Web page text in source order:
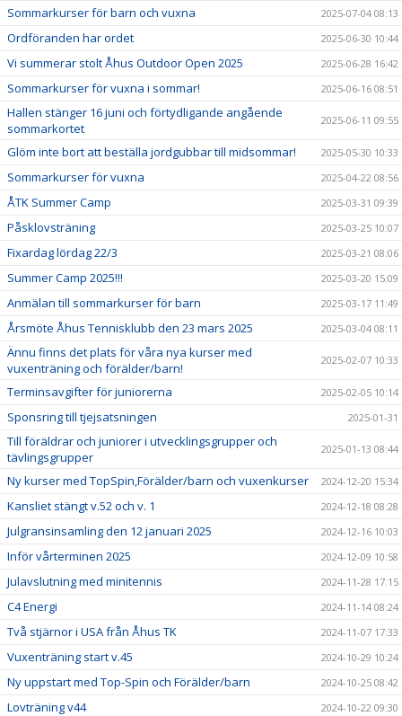
Sommarkurser för barn och vuxna 2025-07-04 08:13
Ordföranden har ordet 2025-06-30 10:44
Vi summerar stolt Åhus Outdoor Open 2025 2025-06-28 16:42
Sommarkurser för vuxna i sommar! 2025-06-16 08:51
Hallen stänger 16 juni och förtydligande angående
sommarkortet
2025-06-11 09:55
Glöm inte bort att beställa jordgubbar till midsommar! 2025-05-30 10:33
Sommarkurser för vuxna 2025-04-22 08:56
ÅTK Summer Camp 2025-03-31 09:39
Påsklovsträning 2025-03-25 10:07
Fixardag lördag 22/3 2025-03-21 08:06
Summer Camp 2025!!! 2025-03-20 15:09
Anmälan till sommarkurser för barn 2025-03-17 11:49
Årsmöte Åhus Tennisklubb den 23 mars 2025 2025-03-04 08:11
Ännu finns det plats för våra nya kurser med
vuxenträning och förälder/barn!
2025-02-07 10:33
Terminsavgifter för juniorerna 2025-02-05 10:14
Sponsring till tjejsatsningen 2025-01-31
Till föräldrar och juniorer i utvecklingsgrupper och
tävlingsgrupper
2025-01-13 08:44
Ny kurser med TopSpin,Förälder/barn och vuxenkurser 2024-12-20 15:34
Kansliet stängt v.52 och v. 1 2024-12-18 08:28
Julgransinsamling den 12 januari 2025 2024-12-16 10:03
Inför vårterminen 2025 2024-12-09 10:58
Julavslutning med minitennis 2024-11-28 17:15
C4 Energi 2024-11-14 08:24
Två stjärnor i USA från Åhus TK 2024-11-07 17:33
Vuxenträning start v.45 2024-10-29 10:24
Ny uppstart med Top-Spin och Förälder/barn 2024-10-25 08:42
Lovträning v44 2024-10-22 09:30